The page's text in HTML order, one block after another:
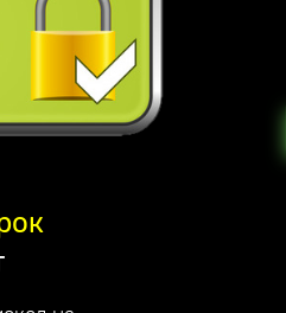
мегамаркетплейс;
созданию сайтов под ключ.